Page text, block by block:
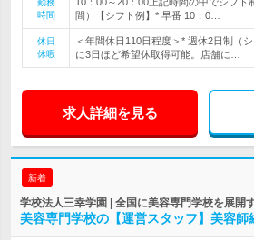
勤務
時間
間）【シフト例】* 早番 10：0…
休日
休暇
＜年間休日110日程度＞* 週休2日制（
に3日ほど希望休取得可能。店舗に…
求人詳細を見る
新着
学校法人三幸学園 | 全国に美容専門学校を展開
美容専門学校の【運営スタッフ】美容